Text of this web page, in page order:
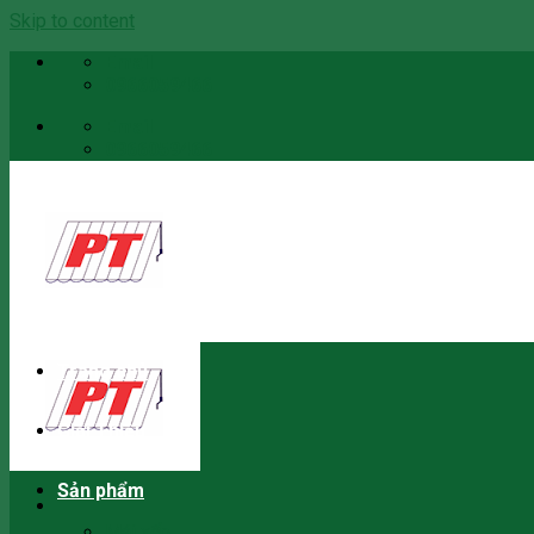
Skip to content
Trang chủ
Giới Thiệu
Sản phẩm